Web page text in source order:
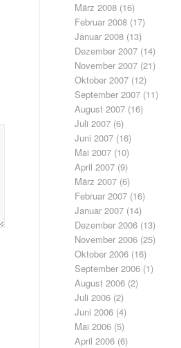
März 2008 (16)
Februar 2008 (17)
Januar 2008 (13)
Dezember 2007 (14)
November 2007 (21)
Oktober 2007 (12)
September 2007 (11)
August 2007 (16)
Juli 2007 (6)
Juni 2007 (16)
Mai 2007 (10)
April 2007 (9)
März 2007 (6)
Februar 2007 (16)
Januar 2007 (14)
Dezember 2006 (13)
November 2006 (25)
Oktober 2006 (16)
September 2006 (1)
August 2006 (2)
Juli 2006 (2)
Juni 2006 (4)
Mai 2006 (5)
April 2006 (6)